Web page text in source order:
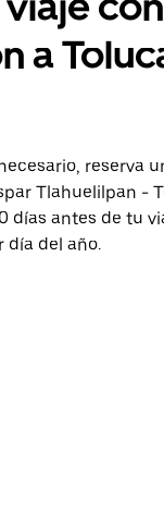
a
reserva
Tlahuelilpan -
días antes de tu
día del año.